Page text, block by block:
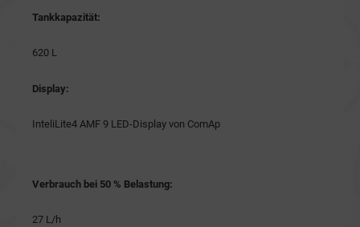
Tankkapazität:
620 L
Display:
InteliLite4 AMF 9 LED-Display von ComAp
Verbrauch bei 50 % Belastung:
27 L/h